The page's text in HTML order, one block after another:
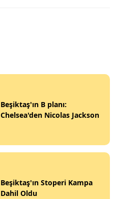
Beşiktaş'ın B planı:
Chelsea'den Nicolas Jackson
Beşiktaş'ın Stoperi Kampa
Dahil Oldu